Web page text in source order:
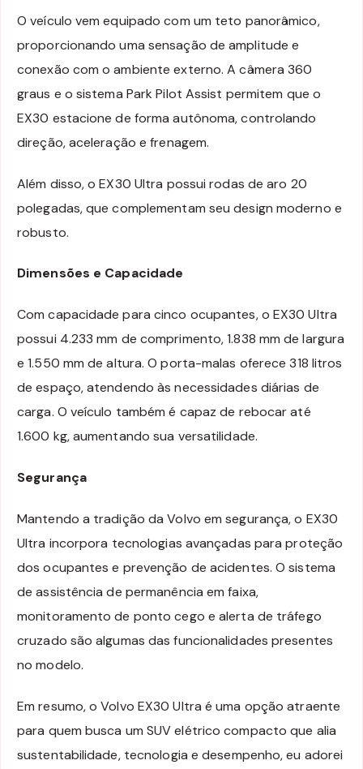
O veículo vem equipado com um teto panorâmico,
proporcionando uma sensação de amplitude e
conexão com o ambiente externo. A câmera 360
graus e o sistema Park Pilot Assist permitem que o
EX30 estacione de forma autônoma, controlando
direção, aceleração e frenagem.
Além disso, o EX30 Ultra possui rodas de aro 20
polegadas, que complementam seu design moderno e
robusto.
Dimensões e Capacidade
Com capacidade para cinco ocupantes, o EX30 Ultra
possui 4.233 mm de comprimento, 1.838 mm de largura
e 1.550 mm de altura. O porta-malas oferece 318 litros
de espaço, atendendo às necessidades diárias de
carga. O veículo também é capaz de rebocar até
1.600 kg, aumentando sua versatilidade.
Segurança
Mantendo a tradição da Volvo em segurança, o EX30
Ultra incorpora tecnologias avançadas para proteção
dos ocupantes e prevenção de acidentes. O sistema
de assistência de permanência em faixa,
monitoramento de ponto cego e alerta de tráfego
cruzado são algumas das funcionalidades presentes
no modelo.
Em resumo, o Volvo EX30 Ultra é uma opção atraente
para quem busca um SUV elétrico compacto que alia
sustentabilidade, tecnologia e desempenho, eu adorei